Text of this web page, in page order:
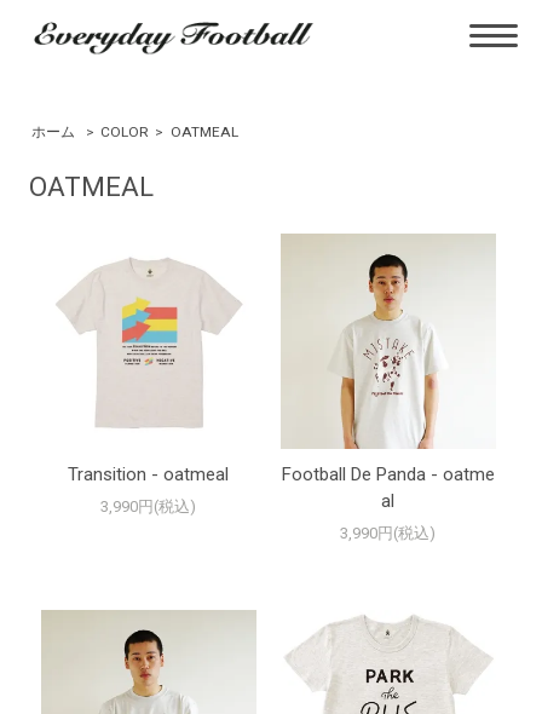
ホーム > COLOR > OATMEAL
OATMEAL
Transition - oatmeal
3,990円(税込)
Football De Panda - oatme
al
3,990円(税込)